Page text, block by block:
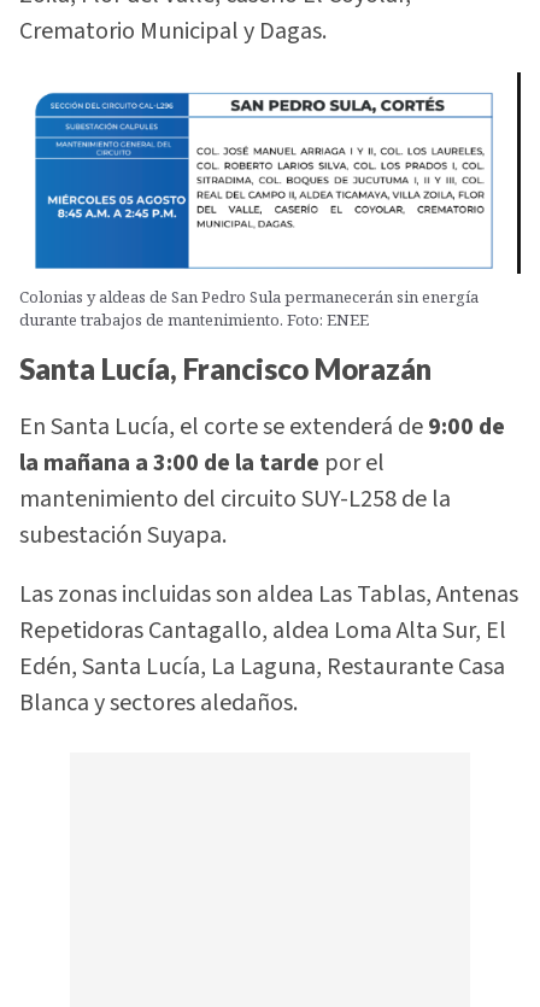
Crematorio Municipal y Dagas.
Colonias y aldeas de San Pedro Sula permanecerán sin energía
durante trabajos de mantenimiento. Foto: ENEE
Santa Lucía, Francisco Morazán
En Santa Lucía, el corte se extenderá de9:00 de
la mañana a 3:00 de la tarde por el
mantenimiento del circuito SUY-L258 de la
subestación Suyapa.
Las zonas incluidas son aldea Las Tablas, Antenas
Repetidoras Cantagallo, aldea Loma Alta Sur, El
Edén, Santa Lucía, La Laguna, Restaurante Casa
Blanca y sectores aledaños.